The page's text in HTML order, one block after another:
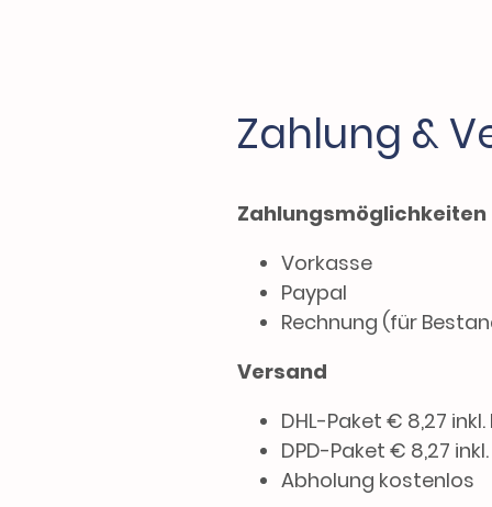
Zahlung &
Zahlungsmöglichkeiten
Vorkasse
Paypal
Rechnung (für
Versand
DHL-Paket € 8,27 inkl.
DPD-Paket € 8,27
Abholung kostenlos